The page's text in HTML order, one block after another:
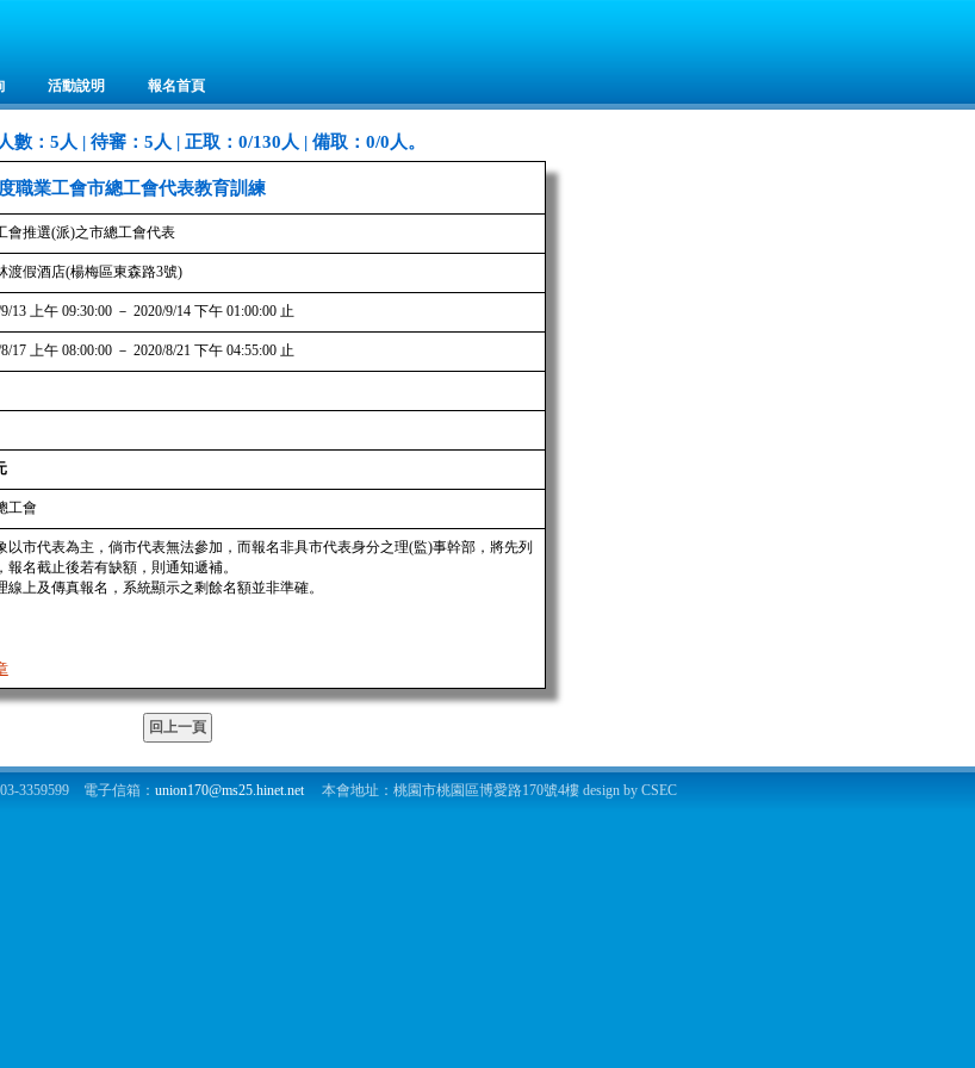
活動說明 報名首頁
數：5人 | 待審：5人 | 正取：0/130人 | 備取：0/0人。
職業工會市總工會代表教育訓練
會推選(派)之市總工會代表
渡假酒店(楊梅區東森路3號)
13 上午 09:30:00 － 2020/9/14 下午 01:00:00 止
17 上午 08:00:00 － 2020/8/21 下午 04:55:00 止
工會
以市代表為主，倘市代表無法參加，而報名非具市代表身分之理(監)事幹部，將先列
報名截止後若有缺額，則通知遞補。
線上及傳真報名，系統顯示之剩餘名額並非準確。
3359599 電子信箱： union170@ms25.hinet.net 本會地址：桃園市桃園區博愛路170號4樓 design by CSEC